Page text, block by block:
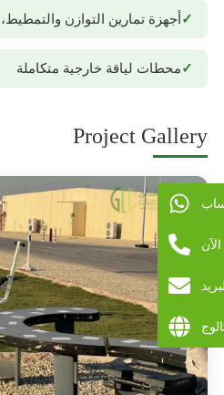
أجهزة تمارين التوازن والتمطيط،
محطات لياقة خارجية متكاملة
Project Gallery